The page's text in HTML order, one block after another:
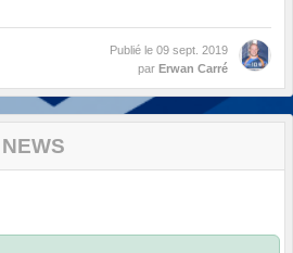
Publié le 09 sept. 2019
par Erwan Carré